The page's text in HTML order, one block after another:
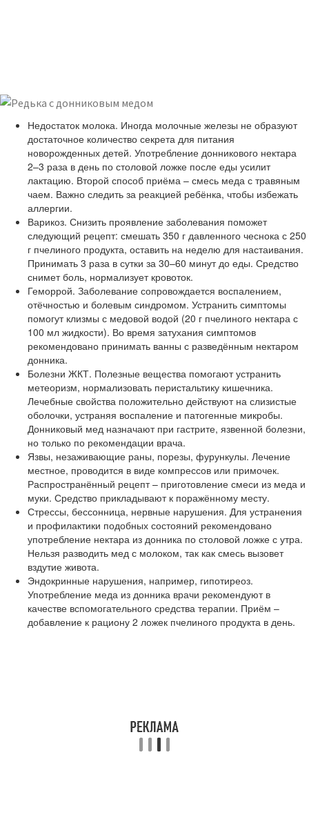
Недостаток молока. Иногда молочные железы не образуют
достаточное количество секрета для питания
новорожденных детей. Употребление донникового нектара
2–3 раза в день по столовой ложке после еды усилит
лактацию. Второй способ приёма – смесь меда с травяным
чаем. Важно следить за реакцией ребёнка, чтобы избежать
аллергии.
Варикоз. Снизить проявление заболевания поможет
следующий рецепт: смешать 350 г давленного чеснока с 250
г пчелиного продукта, оставить на неделю для настаивания.
Принимать 3 раза в сутки за 30–60 минут до еды. Средство
снимет боль, нормализует кровоток.
Геморрой. Заболевание сопровождается воспалением,
отёчностью и болевым синдромом. Устранить симптомы
помогут клизмы с медовой водой (20 г пчелиного нектара с
100 мл жидкости). Во время затухания симптомов
рекомендовано принимать ванны с разведённым нектаром
донника.
Болезни ЖКТ. Полезные вещества помогают устранить
метеоризм, нормализовать перистальтику кишечника.
Лечебные свойства положительно действуют на слизистые
оболочки, устраняя воспаление и патогенные микробы.
Донниковый мед назначают при гастрите, язвенной болезни,
но только по рекомендации врача.
Язвы, незаживающие раны, порезы, фурункулы. Лечение
местное, проводится в виде компрессов или примочек.
Распространённый рецепт – приготовление смеси из меда и
муки. Средство прикладывают к поражённому месту.
Стрессы, бессонница, нервные нарушения. Для устранения
и профилактики подобных состояний рекомендовано
употребление нектара из донника по столовой ложке с утра.
Нельзя разводить мед с молоком, так как смесь вызовет
вздутие живота.
Эндокринные нарушения, например, гипотиреоз.
Употребление меда из донника врачи рекомендуют в
качестве вспомогательного средства терапии. Приём –
добавление к рациону 2 ложек пчелиного продукта в день.